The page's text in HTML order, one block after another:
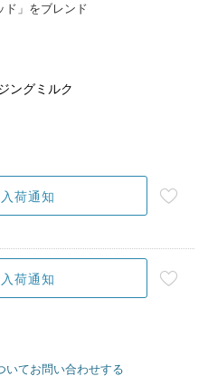
ド」をブレンド
ングミルク
荷通知
荷通知
いてお問い合わせする